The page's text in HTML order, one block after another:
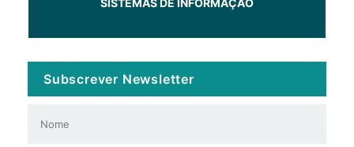
Subscrever Newsletter